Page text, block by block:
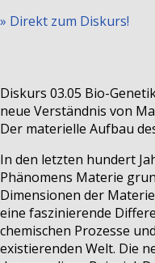
» Direkt zum Diskurs!
Diskurs 03.05 Bio-
neue Verständnis von
Der materielle Aufbau
In den letzten hundert
Phänomens Materie
Dimensionen der
eine faszinierende
chemischen Prozesse
existierenden Welt. Die